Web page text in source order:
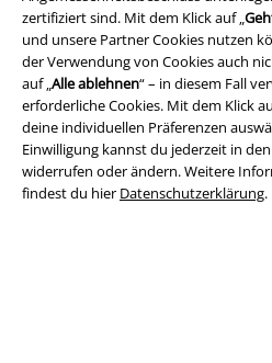
zertifiziert sind. Mit dem Klick auf „
und unsere Partner Cookies nutzen
der Verwendung von Cookies auch
auf „Alle ablehnen“ – in diesem Fall
erforderliche Cookies. Mit dem Klick
deine individuellen Präferenzen
Einwilligung kannst du jederzeit in den
widerrufen oder ändern. Weitere
findest du hier Datenschutzerklärung.
Impressum
Datenschutz
Entsorgung und Umweltschutz
Konformitätserklärung
Information zur Barrierefreiheit